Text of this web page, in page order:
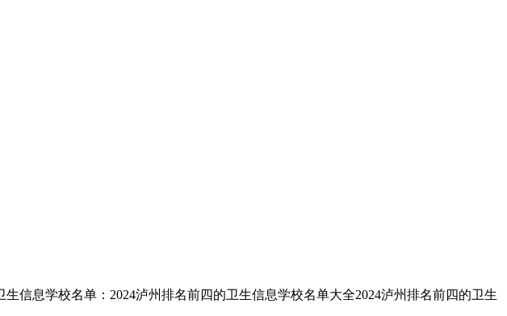
信息学校名单：2024泸州排名前四的卫生信息学校名单大全2024泸州排名前四的卫生